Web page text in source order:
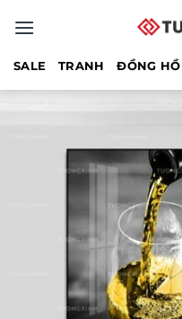
qua
SALE TRANH ĐỒNG HỒ